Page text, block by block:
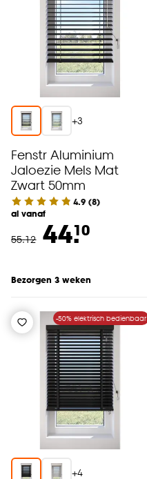
+3
Fenstr Aluminium
Jaloezie Mels Mat
Zwart 50mm
4.9 (8)
al vanaf
55.12 44.10
Bezorgen 3 weken
-50% elektrisch bedienbaar
+4